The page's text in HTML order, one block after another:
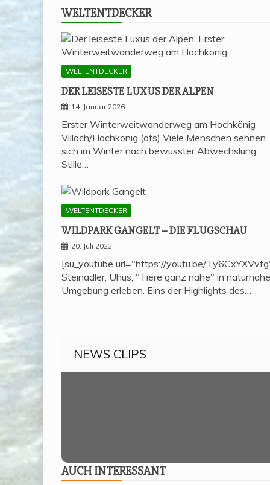
WELT­ENT­DE­CKER
WELTENTDECKER
DER LEI­SES­TE LUXUS DER ALPEN
14. Januar 2026
Erster Winterweitwanderweg am Hochkönig
Villach/Hochkönig (ots) Viele Menschen sehnen
sich im Winter nach bewusster Abwechslung.
Stille…
WELTENTDECKER
WILD­PARK GAN­GELT – DIE FLUGSCHAU
20. Juli 2023
[su_youtube url="https://youtu.be/
Steinadler, Uhus, "Tiere ganz nahe" in
Umgebung erleben. Eins der Highlights des…
NEWS CLIPS
AUCH INTER­ES­SANT